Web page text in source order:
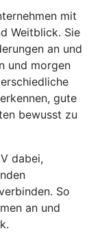
mit
Weitblick. Sie
an und
und morgen
gute
bewusst zu
dabei,
So
an und